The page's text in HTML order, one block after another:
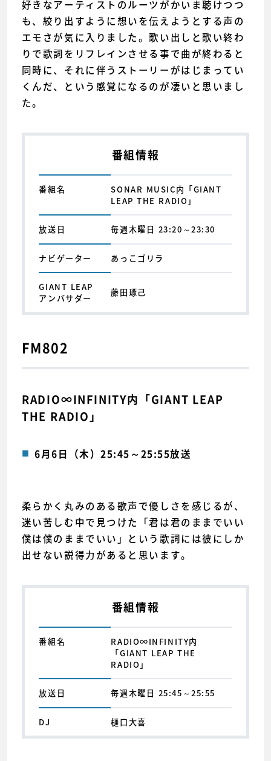
好きなアーティストのルーツがかいま聴けつつ
も、絞り出すように想いを伝えようとする声の
エモさが気に入りました。歌い出しと歌い終わ
りで歌詞をリフレインさせる事で曲が終わると
同時に、それに伴うストーリーがはじまってい
くんだ、という感覚になるのが凄いと思いまし
た。
番組情報
番組名
SONAR MUSIC内「GIANT
LEAP THE RADIO」
放送日 毎週木曜日 23:20～23:30
ナビゲーター あっこゴリラ
GIANT LEAP
アンバサダー
藤田琢己
FM802
RADIO∞INFINITY内「GIANT LEAP
THE RADIO」
6月6日（木）25:45～25:55放送
柔らかく丸みのある歌声で優しさを感じるが、
迷い苦しむ中で見つけた「君は君のままでいい
僕は僕のままでいい」という歌詞には彼にしか
出せない説得力があると思います。
番組情報
番組名
RADIO∞INFINITY内
「GIANT LEAP THE
RADIO」
放送日 毎週木曜日 25:45～25:55
DJ 樋口大喜